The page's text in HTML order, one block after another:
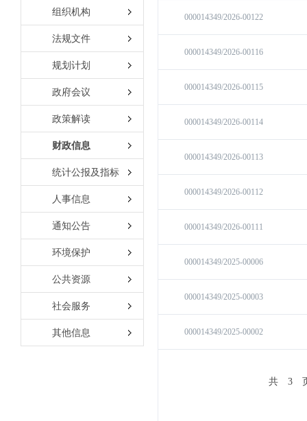
组织机构
法规文件
规划计划
政府会议
政策解读
财政信息
统计公报及指标
人事信息
通知公告
环境保护
公共资源
社会服务
其他信息